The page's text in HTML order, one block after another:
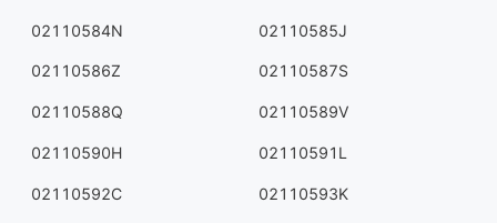
02110584N 02110585J
02110586Z 02110587S
02110588Q 02110589V
02110590H 02110591L
02110592C 02110593K